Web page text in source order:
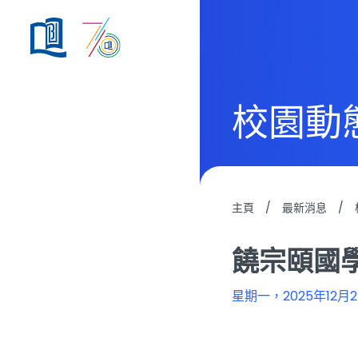
校園動
主頁 / 最新消息 /
饒宗頤國
星期一，2025年12月